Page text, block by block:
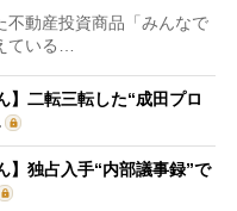
動産投資商品「みんなで
ている…
】二転三転した“成田プロ
】独占入手“内部議事録”で